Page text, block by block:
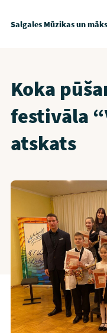
Salgales Mūzikas un
Koka
festivāla
atskats